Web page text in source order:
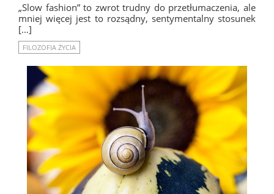
„Slow fashion” to zwrot trudny do przetłumaczenia, ale
mniej więcej jest to rozsądny, sentymentalny stosunek
[…]
FILOZOFIA ŻYCIA